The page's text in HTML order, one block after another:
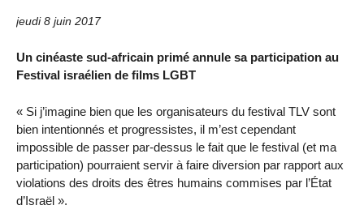
jeudi 8 juin 2017
Un cinéaste sud-africain primé annule sa participation au
Festival israélien de films LGBT
« Si j’imagine bien que les organisateurs du festival TLV sont
bien intentionnés et progressistes, il m’est cependant
impossible de passer par-dessus le fait que le festival (et ma
participation) pourraient servir à faire diversion par rapport aux
violations des droits des êtres humains commises par l’État
d’Israël ».